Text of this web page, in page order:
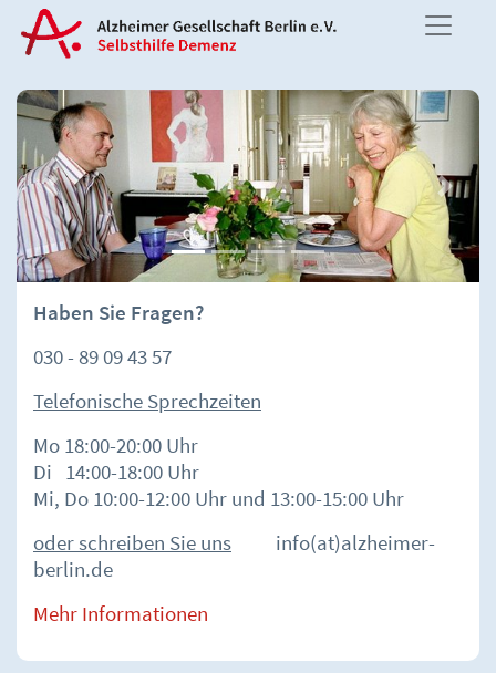
Previous Next
Haben Sie Fragen?
030 - 89 09 43 57
Telefonische Sprechzeiten
Mo 18:00-20:00 Uhr
Di 14:00-18:00 Uhr
Mi, Do 10:00-12:00 Uhr und 13:00-15:00 Uhr
oder schreiben Sie uns info(at)alzheimer-
berlin.de
Mehr Informationen